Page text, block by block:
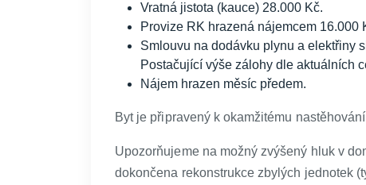
Vratná jistota (kauce) 28.000 Kč.
Provize RK hrazená nájemcem 16.000
Smlouvu na dodávku plynu a elektřiny
Postačující výše zálohy dle aktuálních
Nájem hrazen měsíc předem.
Byt je připravený k okamžitému
Upozorňujeme na možný zvýšený hluk v
dokončena rekonstrukce zbylých jednotek